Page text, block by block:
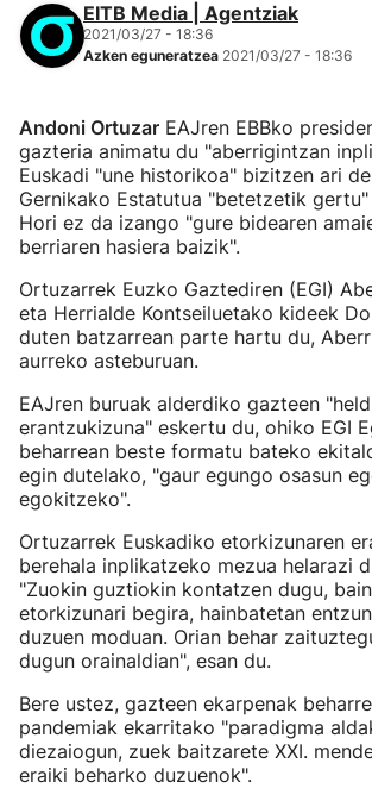
EITB Media | Agentziak
2021/03/27 - 18:36
Azken eguneratzea 2021/03/27 - 18:36
Andoni Ortuzar EAJren EBBko
gazteria animatu du "aberrigintzan
Euskadi "une historikoa" bizitzen ari
Gernikako Estatutua "betetzetik
Hori ez da izango "gure bidearen
berriaren hasiera baizik".
Ortuzarrek Euzko Gaztediren (EGI)
eta Herrialde Kontseiluetako kideek
duten batzarrean parte hartu du,
aurreko asteburuan.
EAJren buruak alderdiko gazteen
erantzukizuna" eskertu du, ohiko EGI
beharrean beste formatu bateko
egin dutelako, "gaur egungo osasun
egokitzeko".
Ortuzarrek Euskadiko etorkizunaren
berehala inplikatzeko mezua helarazi
"Zuokin guztiokin kontatzen dugu,
etorkizunari begira, hainbatetan
duzuen moduan. Orian behar
dugun orainaldian", esan du.
Bere ustez, gazteen ekarpenak
pandemiak ekarritako "paradigma
diezaiogun, zuek baitzarete XXI.
eraiki beharko duzuenok".